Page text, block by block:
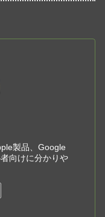
製品、Google
向けに分かりや